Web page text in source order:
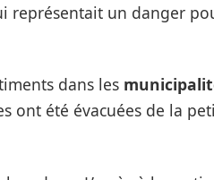
représentait un danger
dans les
ont été évacuées de la